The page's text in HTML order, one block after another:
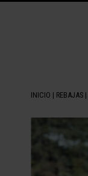
INICIO | REBAJAS|